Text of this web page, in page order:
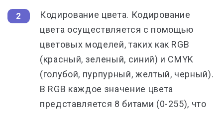
Кодирование цвета. Кодирование
цвета осуществляется с помощью
цветовых моделей, таких как RGB
(красный, зеленый, синий) и CMYK
(голубой, пурпурный, желтый, черный).
В RGB каждое значение цвета
представляется 8 битами (0-255), что